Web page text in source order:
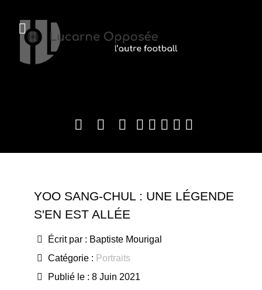
YOO SANG-CHUL : UNE LÉGENDE
S'EN EST ALLÉE
Écrit par : Baptiste Mourigal
Catégorie : Portraits
Publié le : 8 Juin 2021